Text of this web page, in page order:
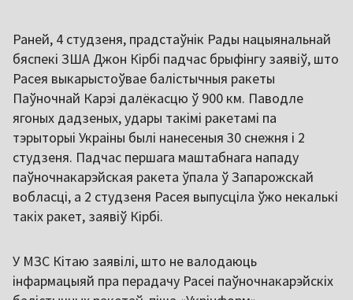
Раней, 4 студзеня, прадстаўнік Рады нацыянальнай
бяспекі ЗША Джон Кірбі падчас брыфінгу заявіў, што
Расея выкарыстоўвае балістычныя ракеты
Паўночнай Карэі далёкасцю ў 900 км. Паводле
ягоных дадзеных, удары такімі ракетамі па
тэрыторыі Украіны былі нанесеныя 30 снежня і 2
студзеня. Падчас першага маштабнага нападу
паўночнакарэйская ракета ўпала ў Запарожскай
вобласці, а 2 студзеня Расея выпусціла ўжо некалькі
такіх ракет, заявіў Кірбі.
У МЗС Кітаю заявілі, што не валодаюць
інфармацыяй пра перадачу Расеі паўночнакарэйскіх